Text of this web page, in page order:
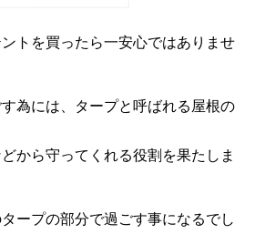
トを買ったら一安心ではありませ
為には、タープと呼ばれる屋根の
から守ってくれる役割を果たしま
ープの部分で過ごす事になるでし